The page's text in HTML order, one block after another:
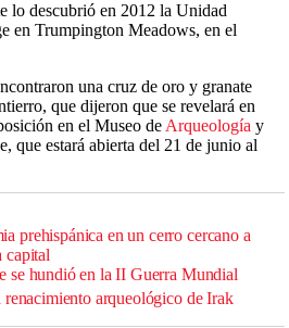
lo descubrió en 2012 la Unidad
en Trumpington Meadows, en el
una cruz de oro y granate
que dijeron que se revelará en
en el Museo de Arqueología y
que estará abierta del 21 de junio al
prehispánica en un cerro cercano a
capital
se hundió en la II Guerra Mundial
renacimiento arqueológico de Irak